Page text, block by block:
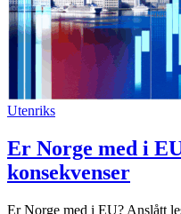
Utenriks
Er Norge med i
konsekvenser
Er Norge med i EU? Anslått